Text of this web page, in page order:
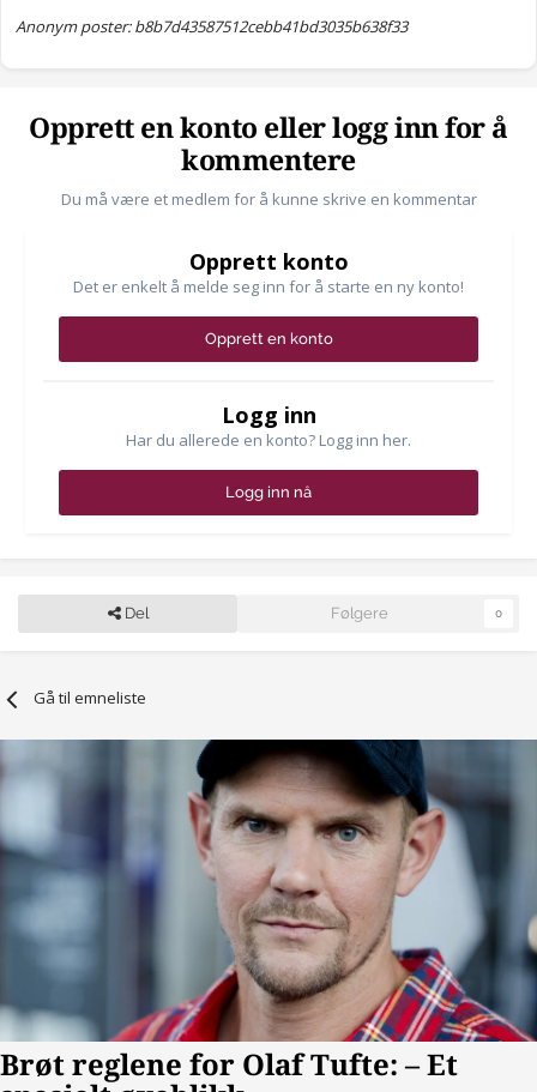
Anonym poster: b8b7d43587512cebb41bd3035b638f33
Opprett en konto eller logg inn for å
kommentere
Du må være et medlem for å kunne skrive en kommentar
Opprett konto
Det er enkelt å melde seg inn for å starte en ny konto!
Opprett en konto
Logg inn
Har du allerede en konto? Logg inn her.
Logg inn nå
Del Følgere 0
Gå til emneliste